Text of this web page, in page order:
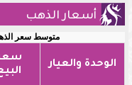
أسعار الذهب
متوسط سعر
الوحدة والعيار